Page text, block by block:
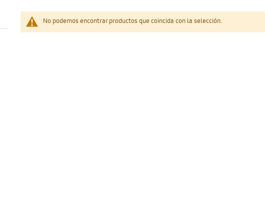
No podemos encontrar productos que coincida con la selección.